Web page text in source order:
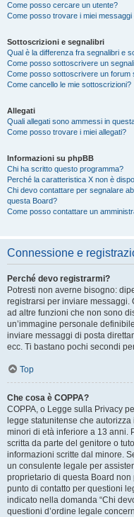
Come posso cercare un utente?
Come posso trovare i miei messaggi
Sottoscrizioni e segnalibri
Qual è la differenza fra segnalibri e
Come posso sottoscrivere un
Come posso sottoscrivere un forum
Come cancello le mie sottoscrizioni?
Allegati
Quali allegati sono ammessi in
Come posso trovare i miei allegati?
Informazioni su phpBB
Chi ha scritto questo programma?
Perché la caratteristica X non è
Chi devo contattare per segnalare
questa Board?
Come posso contattare un
Connessione e
Perché devo registrarmi?
Potresti non averne bisogno:
registrarsi per inviare messaggi.
ad altre funzioni che non sono
un’immagine personale
inviare messaggi di posta
ecc. Ti bastano pochi secondi
Top
Che cosa è COPPA?
COPPA, o Legge sulla Privacy
legge statunitense che
minori di età inferiore a 13 anni.
scritta da parte del genitore o
informazioni scritte dal minore.
un consulente legale per
proprietario di questa Board
punto di contatto per questioni
indicato nella domanda “Chi
questioni d’ordine legale